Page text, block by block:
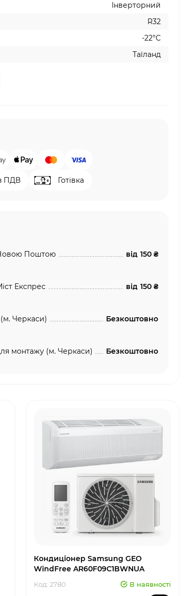
Інверторний
R32
-22°C
Таїланд
ПДВ Готівка
Поштою від 150 ₴
Експрес від 150 ₴
Черкаси) Безкоштовно
монтажу (м. Черкаси) Безкоштовно
Кондиціонер Samsung GEO
WindFree AR60F09C1BWNUA
Код: 2780 В наявності